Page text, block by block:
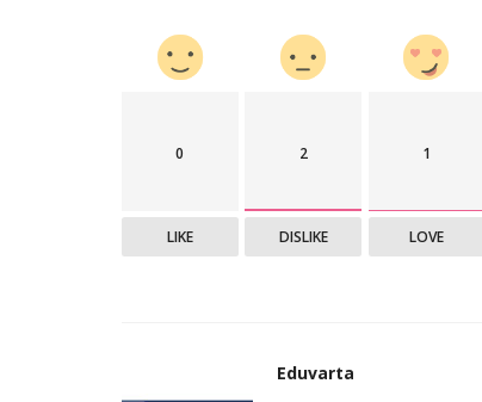
0
LIKE
2
DISLIKE
1
LOVE
Eduvarta